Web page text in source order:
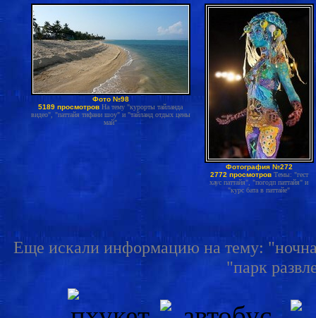
Фото №98
5189 просмотров На тему "курорты тайланда
видео", "паттайя тифани шоу" и "тайланд отдых цены
май"
Фотография №272
2772 просмотров Темы: "гест
хаус паттайя", "погодп паттайя" и
"курс бата в паттайе"
Еще искали информацию на тему:
"парк